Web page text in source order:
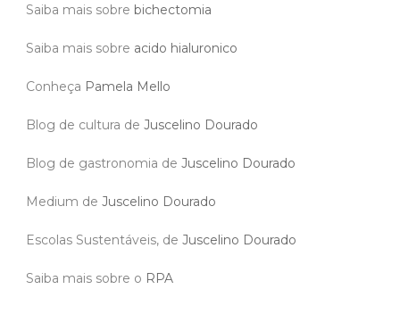
Saiba mais sobre bichectomia
Saiba mais sobre acido hialuronico
Conheça Pamela Mello
Blog de cultura de Juscelino Dourado
Blog de gastronomia de Juscelino Dourado
Medium de Juscelino Dourado
Escolas Sustentáveis, de Juscelino Dourado
Saiba mais sobre o RPA